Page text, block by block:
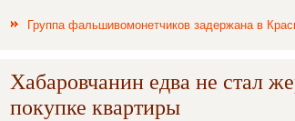
Группа фальшивомонетчиков задержана в
Хабаровчанин едва не стал
покупке квартиры